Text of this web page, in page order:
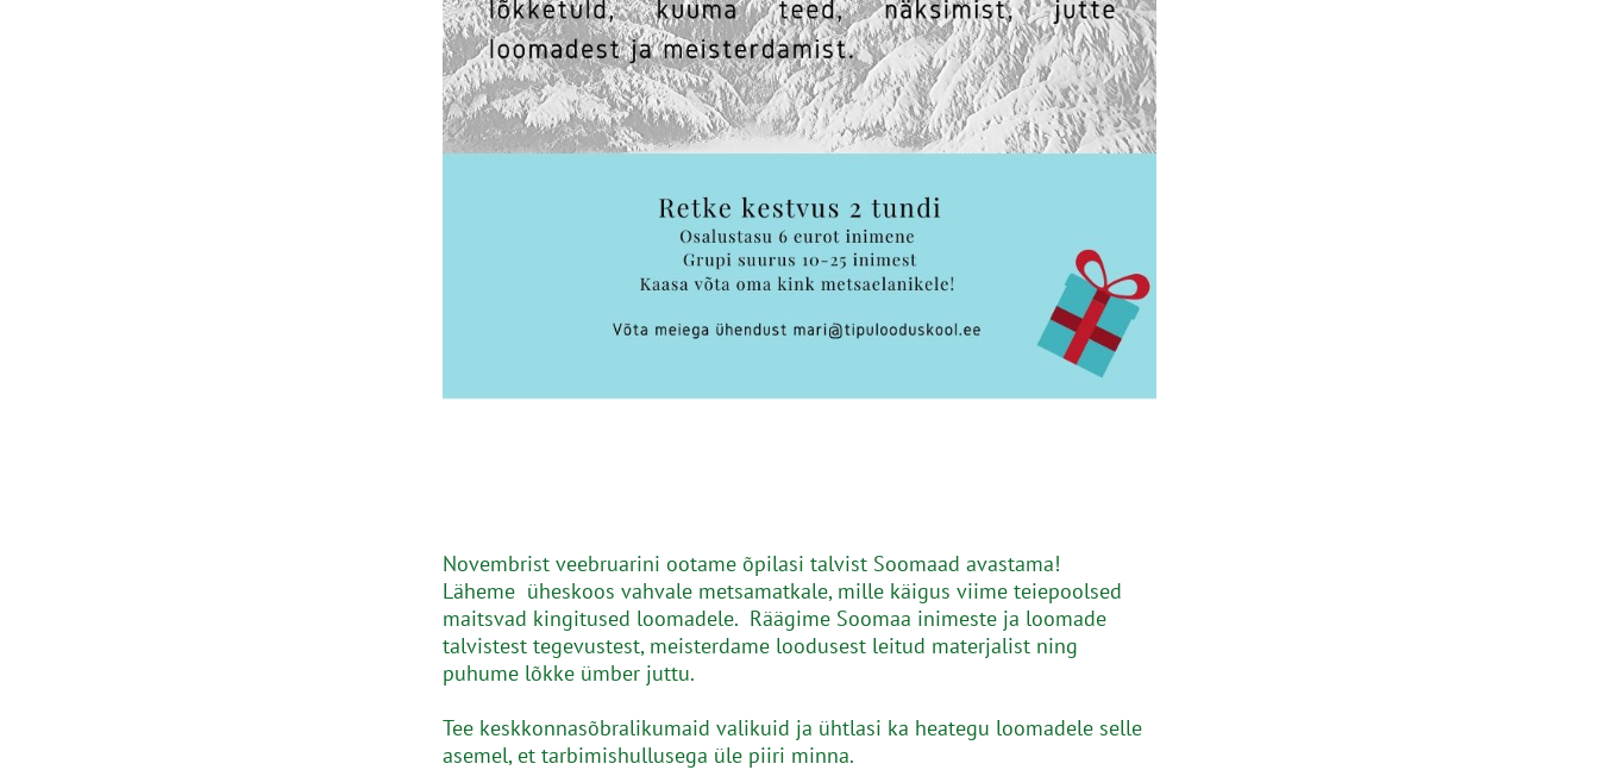
Novembrist veebruarini ootame õpilasi talvist Soomaad avastama!
Läheme üheskoos vahvale metsamatkale, mille käigus viime teiepoolsed
maitsvad kingitused loomadele. Räägime Soomaa inimeste ja loomade
talvistest tegevustest, meisterdame loodusest leitud materjalist ning
puhume lõkke ümber juttu.
Tee keskkonnasõbralikumaid valikuid ja ühtlasi ka heategu loomadele selle
asemel, et tarbimishullusega üle piiri minna.